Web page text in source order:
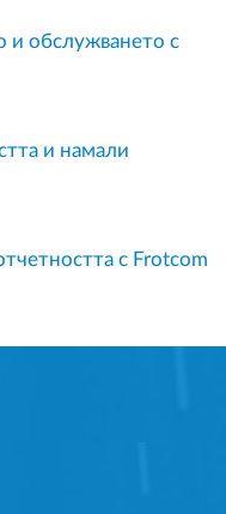
и обслужването с
и намали
с Frotcom